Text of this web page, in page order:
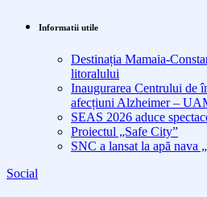
Informatii utile
Destinația Mamaia-
litoralului
Inaugurarea Centrului de
afecțiuni Alzheimer –
SEAS 2026 aduce
Proiectul „Safe City”
SNC a lansat la apă nava
Social